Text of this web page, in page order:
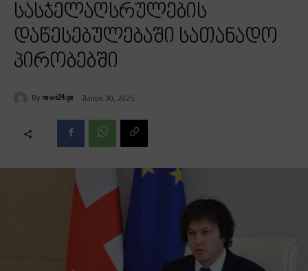
სასჯელაღსრულების
დაწესებულებაში სათანადო
პირობებში
By news24.ge მაისი 30, 2025